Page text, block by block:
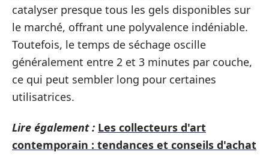
catalyser presque tous les gels disponibles sur
le marché, offrant une polyvalence indéniable.
Toutefois, le temps de séchage oscille
généralement entre 2 et 3 minutes par couche,
ce qui peut sembler long pour certaines
utilisatrices.
Lire également : Les collecteurs d'art
contemporain : tendances et conseils d'achat